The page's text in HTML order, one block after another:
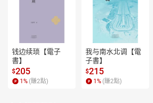
钱边续琐【電子
書】
$205
1 % (賺2點)
我与南水北调【電
子書】
$215
1 % (賺2點)